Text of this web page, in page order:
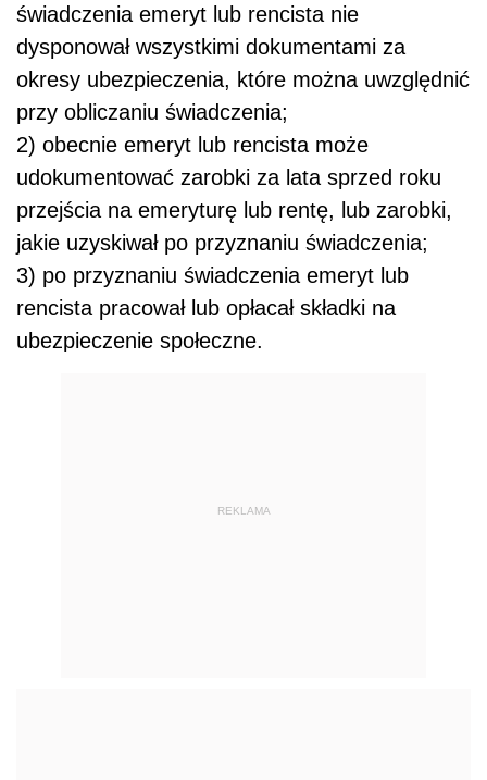
świadczenia emeryt lub rencista nie
dysponował wszystkimi dokumentami za
okresy ubezpieczenia, które można uwzględnić
przy obliczaniu świadczenia;
2) obecnie emeryt lub rencista może
udokumentować zarobki za lata sprzed roku
przejścia na emeryturę lub rentę, lub zarobki,
jakie uzyskiwał po przyznaniu świadczenia;
3) po przyznaniu świadczenia emeryt lub
rencista pracował lub opłacał składki na
ubezpieczenie społeczne.
REKLAMA